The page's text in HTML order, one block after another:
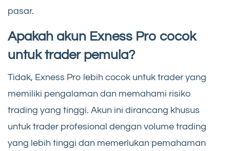
pasar.
Apakah akun Exness Pro cocok
untuk trader pemula?
Tidak, Exness Pro lebih cocok untuk trader yang
memiliki pengalaman dan memahami risiko
trading yang tinggi. Akun ini dirancang khusus
untuk trader profesional dengan volume trading
yang lebih tinggi dan memerlukan pemahaman